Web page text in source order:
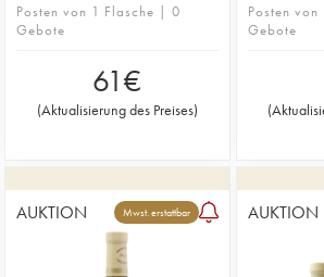
Posten von 1 Flasche | 0
Gebote
61€
(Aktualisierung des Preises)
Posten
Gebote
(
AUKTION Mwst. erstattbar AUKTION